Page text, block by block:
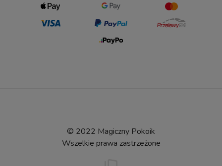
© 2022 Magiczny Pokoik
Wszelkie prawa zastrzeżone